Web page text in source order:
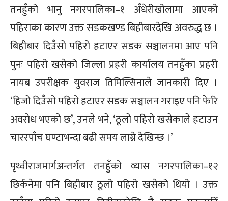
तनहुँको भानु नगरपालिका–१ अँधेरीखोलामा आएको
पहिराका कारण उक्त सडकखण्ड बिहीबारदेखि अवरुद्ध छ ।
बिहीबार दिउँसो पहिरो हटाएर सडक सञ्चालनमा आए पनि
पुनः पहिरो खसेको जिल्ला प्रहरी कार्यालय तनहुँका प्रहरी
नायब उपरीक्षक युवराज तिमिल्सिनाले जानकारी दिए ।
‘हिजो दिउँसो पहिरो हटाएर सडक सञ्चालन गराइए पनि फेरि
अवरोध भएको छ’, उनले भने, ‘ठूलो पहिरो खसेकाले हटाउन
चाररपाँच घण्टाभन्दा बढी समय लाग्ने देखिन्छ ।’
पृथ्वीराजमार्गअन्तर्गत तनहुँको व्यास नगरपालिका–१२
छिर्कनेमा पनि बिहीबार ठूलो पहिरो खसेको थियो । उक्त